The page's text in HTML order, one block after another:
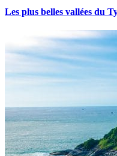
Les plus belles vallées du